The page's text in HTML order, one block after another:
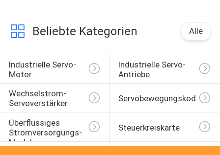
Beliebte Kategorien Alle
Industrielle Servo-
Motor
Industrielle Servo-
Antriebe
Wechselstrom-
Servoverstärker
Servobewegungskodierer
Überflüssiges
Stromversorgungs-
Modul
Steuerkreiskarte